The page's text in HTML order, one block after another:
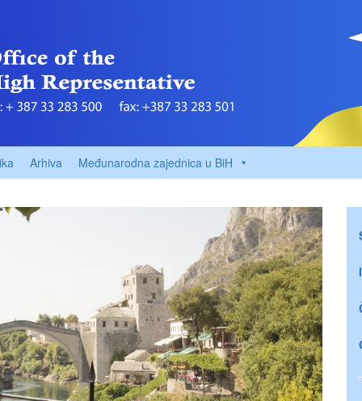
Arhiva Međunarodna zajednica u BiH